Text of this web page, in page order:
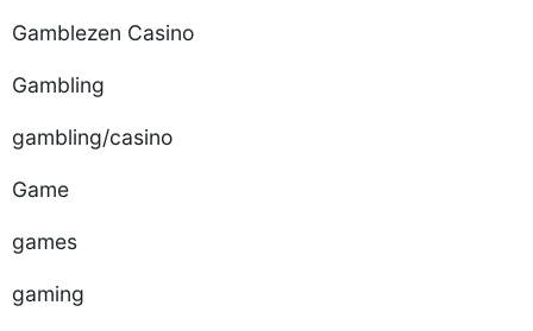
Gamblezen Casino
Gambling
gambling/casino
Game
games
gaming